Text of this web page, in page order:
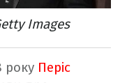
Images
року Періс